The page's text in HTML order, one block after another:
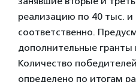
реализацию по 40 тыс. и
соответственно.
дополнительные гранты
Количество
определено по итогам